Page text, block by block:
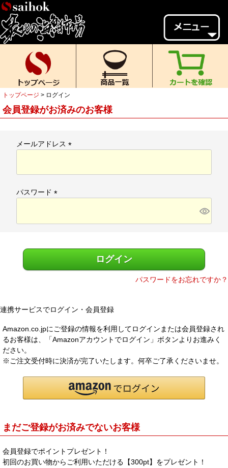
会員様メニュー
ゲスト
様、
いらっしゃいませ。
ご来店ありがとうございます。
新規会員登録
MYページ MYクーポン
ポイント履歴
返品について ご利用ガイド
トップページ ログイン
会員登録がお済みのお客様
メールアドレス
パスワード
須
ログイン
パスワードをお忘れですか？
連携サービスでログイン・会員登録
Amazon.co.jpにご登録の情報を利用してログインまたは会員登録され
るお客様は、「Amazonアカウントでログイン」ボタンよりお進みく
ださい。
※ご注文受付時に決済が完了いたします。何卒ご了承くださいませ。
まだご登録がお済みでないお客様
会員登録でポイントプレゼント！
初回のお買い物からご利用いただける【300pt】をプレゼント！